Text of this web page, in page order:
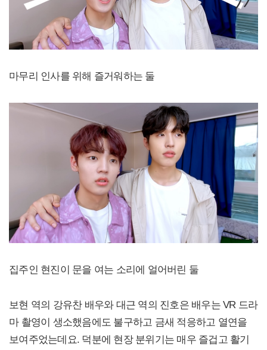
마무리 인사를 위해 즐거워하는 둘
집주인 현진이 문을 여는 소리에 얼어버린 둘
보현 역의 강유찬 배우와 대근 역의 진호은 배우는 VR 드라
마 촬영이 생소했음에도 불구하고 금새 적응하고 열연을
보여주었는데요. 덕분에 현장 분위기는 매우 즐겁고 활기